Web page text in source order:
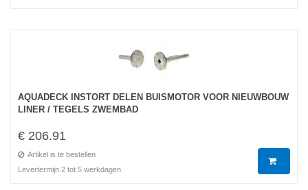
AQUADECK INSTORT DELEN BUISMOTOR VOOR NIEUWBOUW
LINER / TEGELS ZWEMBAD
€ 206.91
Artikel is te bestellen
Levertermijn 2 tot 5 werkdagen